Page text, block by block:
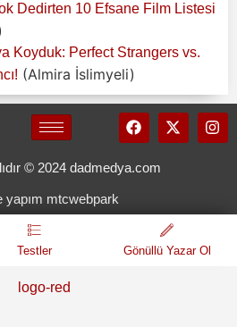
Dedirten 10 Efsane Film Listesi
Koyduk: Perfect Strangers vs.
(Almira İslimyeli)
© 2024 dadmedya.com
yapım mtcwebpark
Testler Gönüllü Yazar Ol